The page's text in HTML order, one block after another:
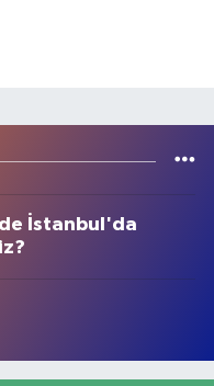
İstanbul'da